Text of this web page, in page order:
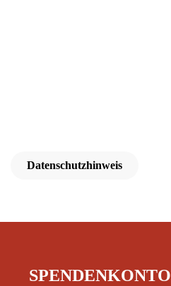
Datenschutzhinweis
SPENDENKONTO